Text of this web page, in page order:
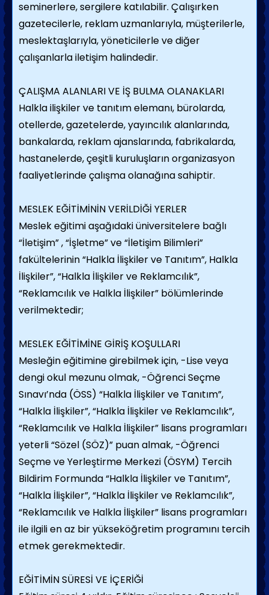
seminerlere, sergilere katılabilir. Çalışırken
gazetecilerle, reklam uzmanlarıyla, müşterilerle,
meslektaşlarıyla, yöneticilerle ve diğer
çalışanlarla iletişim halindedir.
ÇALIŞMA ALANLARI VE İŞ BULMA OLANAKLARI
Halkla ilişkiler ve tanıtım elemanı, bürolarda,
otellerde, gazetelerde, yayıncılık alanlarında,
bankalarda, reklam ajanslarında, fabrikalarda,
hastanelerde, çeşitli kuruluşların organizasyon
faaliyetlerinde çalışma olanağına sahiptir.
MESLEK EĞİTİMİNİN VERİLDİĞİ YERLER
Meslek eğitimi aşağıdaki üniversitelere bağlı
“İletişim” , “İşletme” ve “İletişim Bilimleri”
fakültelerinin “Halkla İlişkiler ve Tanıtım”, Halkla
İlişkiler”, “Halkla İlişkiler ve Reklamcılık”,
“Reklamcılık ve Halkla İlişkiler” bölümlerinde
verilmektedir;
MESLEK EĞİTİMİNE GİRİŞ KOŞULLARI
Mesleğin eğitimine girebilmek için, -Lise veya
dengi okul mezunu olmak, -Öğrenci Seçme
Sınavı’nda (ÖSS) “Halkla İlişkiler ve Tanıtım”,
“Halkla İlişkiler”, “Halkla İlişkiler ve Reklamcılık”,
“Reklamcılık ve Halkla İlişkiler” lisans programları
yeterli “Sözel (SÖZ)” puan almak, -Öğrenci
Seçme ve Yerleştirme Merkezi (ÖSYM) Tercih
Bildirim Formunda “Halkla İlişkiler ve Tanıtım”,
“Halkla İlişkiler”, “Halkla İlişkiler ve Reklamcılık”,
“Reklamcılık ve Halkla İlişkiler” lisans programları
ile ilgili en az bir yükseköğretim programını tercih
etmek gerekmektedir.
EĞİTİMİN SÜRESİ VE İÇERİĞİ